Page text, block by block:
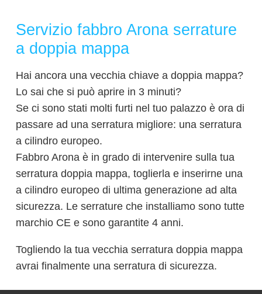
Servizio fabbro Arona serrature
a doppia mappa
Hai ancora una vecchia chiave a doppia mappa?
Lo sai che si può aprire in 3 minuti?
Se ci sono stati molti furti nel tuo palazzo è ora di
passare ad una serratura migliore: una serratura
a cilindro europeo.
Fabbro Arona è in grado di intervenire sulla tua
serratura doppia mappa, toglierla e inserirne una
a cilindro europeo di ultima generazione ad alta
sicurezza. Le serrature che installiamo sono tutte
marchio CE e sono garantite 4 anni.
Togliendo la tua vecchia serratura doppia mappa
avrai finalmente una serratura di sicurezza.